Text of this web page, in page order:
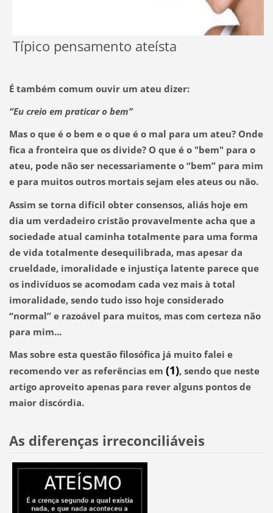
Típico pensamento ateísta
É também comum ouvir um ateu dizer:
“Eu creio em praticar o bem”
Mas o que é o bem e o que é o mal para um ateu? Onde
fica a fronteira que os divide? O que é o "bem" para o
ateu, pode não ser necessariamente o “bem” para mim
e para muitos outros mortais sejam eles ateus ou não.
Assim se torna difícil obter consensos, aliás hoje em
dia um verdadeiro cristão provavelmente acha que a
sociedade atual caminha totalmente para uma forma
de vida totalmente desequilibrada, mas apesar da
crueldade, imoralidade e injustiça latente parece que
os indivíduos se acomodam cada vez mais à total
imoralidade, sendo tudo isso hoje considerado
“normal” e razoável para muitos, mas com certeza não
para mim...
Mas sobre esta questão filosófica já muito falei e
recomendo ver as referências em (1), sendo que neste
artigo aproveito apenas para rever alguns pontos de
maior discórdia.
As diferenças irreconciliáveis